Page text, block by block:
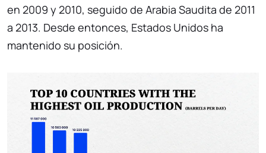
en 2009 y 2010, seguido de Arabia Saudita de 2011
a 2013. Desde entonces, Estados Unidos ha
mantenido su posición.